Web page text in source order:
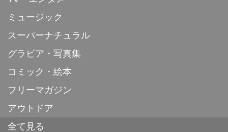
ミュージック
スーパーナチュラル
グラビア・写真集
コミック・絵本
フリーマガジン
アウトドア
全て見る